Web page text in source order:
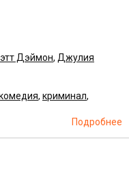
Дэймон, Джулия
, криминал,
Подробнее